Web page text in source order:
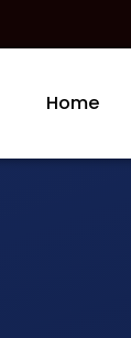
Home